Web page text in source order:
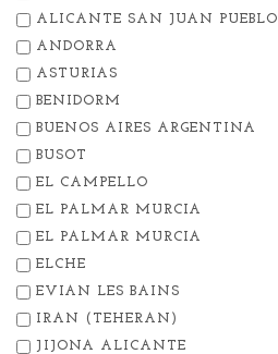
ALICANTE SAN JUAN PUEBLO
ANDORRA
ASTURIAS
BENIDORM
BUENOS AIRES ARGENTINA
BUSOT
EL CAMPELLO
EL PALMAR MURCIA
EL PALMAR MURCIA
ELCHE
EVIAN LES BAINS
IRAN (TEHERAN)
JIJONA ALICANTE